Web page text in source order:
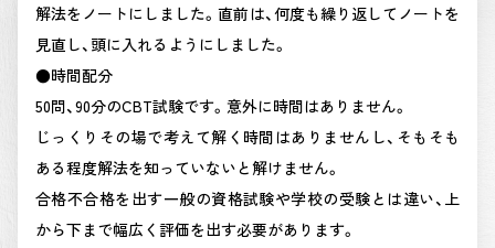
解法をノートにしました。直前は、何度も繰り返してノートを
見直し、頭に入れるようにしました。
●時間配分
50問、90分のCBT試験です。意外に時間はありません。
じっくりその場で考えて解く時間はありませんし、そもそも
ある程度解法を知っていないと解けません。
合格不合格を出す一般の資格試験や学校の受験とは違い、上
から下まで幅広く評価を出す必要があります。